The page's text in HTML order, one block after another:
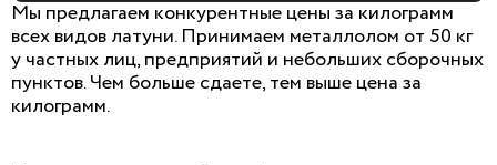
БЕСПЛАТНАЯ КОНСУЛЬТАЦИЯ
Мы предлагаем конкурентные цены за килограмм
всех видов латуни. Принимаем металлолом от 50 кг
у частных лиц, предприятий и небольших сборочных
пунктов. Чем больше сдаете, тем выше цена за
килограмм.